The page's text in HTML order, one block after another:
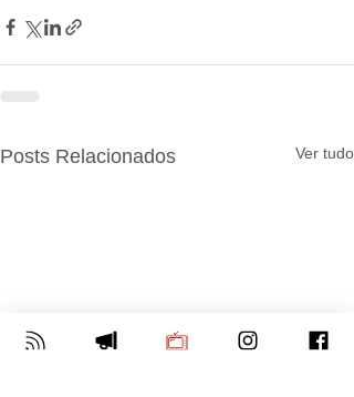
Posts Relacionados Ver tudo